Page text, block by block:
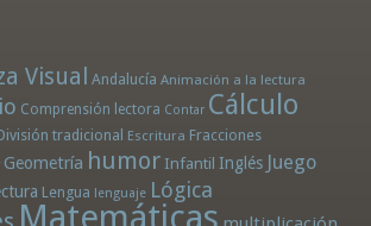
Visual Andalucía Animación a la lectura
Comprensión lectora Contar Cálculo
tradicional Escritura Fracciones
Geometría humor Infantil Inglés Juego
Lengua lenguaje Lógica